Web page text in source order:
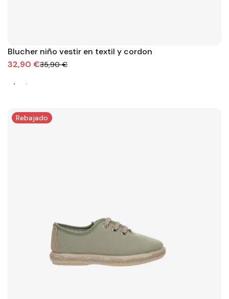
Blucher niño vestir en textil y cordon
32,90 €35,90 €
Rebajado